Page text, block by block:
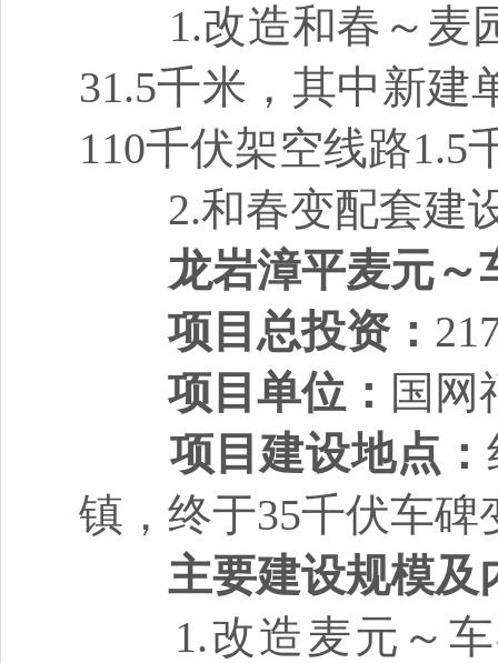
1.改造和春～麦园
31.5千米，其中新建
110千伏架空线路1.5
2.和春变配套建
龙岩漳平麦元～
项目总投资：
项目单位： 国网
项目建设地点：
镇，终于35千伏车碑
主要建设规模及
1.改造麦元～车